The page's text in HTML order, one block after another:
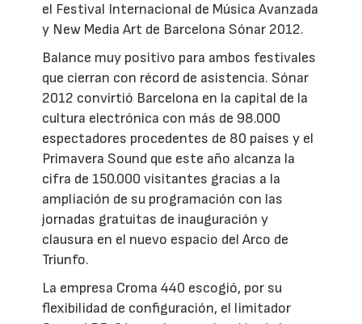
el Festival Internacional de Música Avanzada
y New Media Art de Barcelona Sónar 2012.
Balance muy positivo para ambos festivales
que cierran con récord de asistencia. Sónar
2012 convirtió Barcelona en la capital de la
cultura electrónica con más de 98.000
espectadores procedentes de 80 países y el
Primavera Sound que este año alcanza la
cifra de 150.000 visitantes gracias a la
ampliación de su programación con las
jornadas gratuitas de inauguración y
clausura en el nuevo espacio del Arco de
Triunfo.
La empresa Croma 440 escogió, por su
flexibilidad de configuración, el limitador